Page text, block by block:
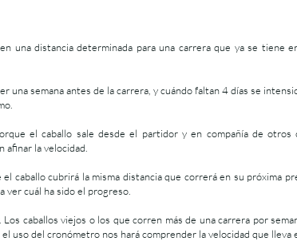
una distancia determinada para una carrera que ya se tiene
semana antes de la carrera, y cuándo faltan 4 días se
el caballo sale desde el partidor y en compañía de otros
la velocidad.
caballo cubrirá la misma distancia que correrá en su próxima
cuál ha sido el progreso.
caballos viejos o los que corren más de una carrera por
uso del cronómetro nos hará comprender la velocidad que lleva